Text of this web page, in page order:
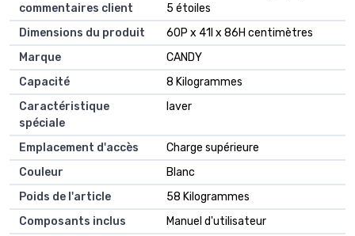
commentaires client
5 étoiles
Dimensions du produit
60P x 41l x 86H centimètres
Marque
CANDY
Capacité
8 Kilogrammes
Caractéristique
spéciale
laver
Emplacement d'accès
Charge supérieure
Couleur
Blanc
Poids de l'article
58 Kilogrammes
Composants inclus
Manuel d'utilisateur